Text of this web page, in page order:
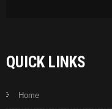
QUICK LINKS
Home